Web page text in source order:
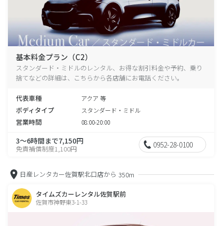
基本料金プラン（C2）
スタンダード・ミドルのレンタル、お得な割引料金や予約、乗り
捨てなどの詳細は、こちらから各店舗にお電話ください。
代表車種 アクア 等
ボディタイプ スタンダード・ミドル
営業時間 08:00-20:00
3～6時間まで7,150円
免責補償制度1,100円 0952-28-0100
日産レンタカー佐賀駅北口店から 350m
タイムズカーレンタル佐賀駅前
佐賀市神野東3-1-33